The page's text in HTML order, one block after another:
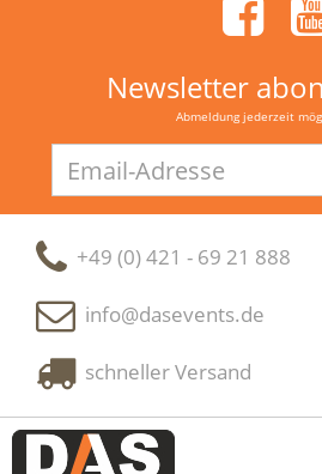
Newsletter
Abmeldung jederzeit
Adresse
+49 (0) 421 - 69 21 888
info@dasevents.de
schneller Versand